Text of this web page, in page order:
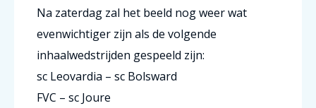
Na zaterdag zal het beeld nog weer wat
evenwichtiger zijn als de volgende
inhaalwedstrijden gespeeld zijn:
sc Leovardia – sc Bolsward
FVC – sc Joure